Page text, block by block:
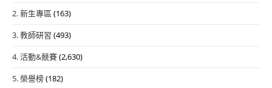
2. 新生專區 (163)
3. 教師研習 (493)
4. 活動&競賽(2,630)
5. 榮譽榜(182)